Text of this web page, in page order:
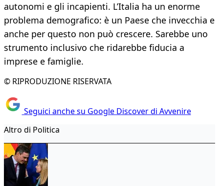
autonomi e gli incapienti. L’Italia ha un enorme
problema demografico: è un Paese che invecchia e
anche per questo non può crescere. Sarebbe uno
strumento inclusivo che ridarebbe fiducia a
imprese e famiglie.
© RIPRODUZIONE RISERVATA
Seguici anche su Google Discover di Avvenire
Altro di Politica